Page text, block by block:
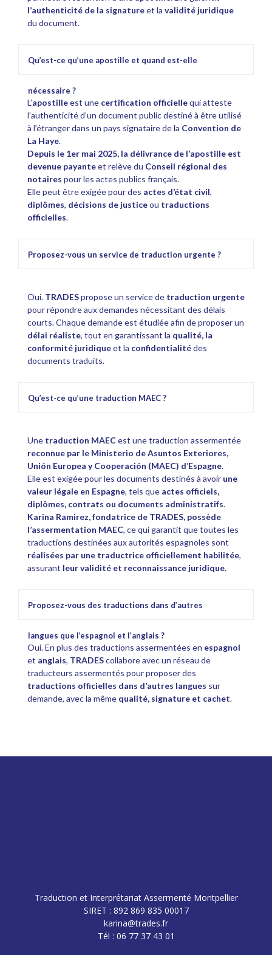
l’authenticité de la signatureet la validité juridique
du document.
Qu’est-ce qu’une apostille et quand est-elle
nécessaire ?
L’apostilleest une certification officiellequi atteste
l’authenticité d’un document public destiné à être utilisé
à l’étranger dans un pays signataire de la Convention de
La Haye.
Depuis le 1er mai 2025, la délivrance de l’apostille est
devenue payanteet relève du Conseil régional des
notaires pour les actes publics français.
Elle peut être exigée pour des actes d’état civil,
diplômes, décisions de justiceou traductions
officielles.
Proposez-vous un service de traduction urgente ?
Oui. TRADESpropose un service de traduction urgente
pour répondre aux demandes nécessitant des délais
courts. Chaque demande est étudiée afin de proposer un
délai réaliste, tout en garantissant la qualité, la
conformité juridiqueet la confidentialitédes
documents traduits.
Qu’est-ce qu’une traduction MAEC ?
Une traduction MAECest une traduction assermentée
reconnue par le Ministerio de Asuntos Exteriores,
Unión Europea y Cooperación (MAEC) d’Espagne.
Elle est exigée pour les documents destinés à avoir une
valeur légale en Espagne, tels que actes officiels,
diplômes, contrats ou documents administratifs.
Karina Ramirez, fondatrice de TRADES, possède
l’assermentation MAEC, ce qui garantit que toutes les
traductions destinées aux autorités espagnoles sont
réalisées par une traductrice officiellement habilitée,
assurant leur validité et reconnaissance juridique.
Proposez-vous des traductions dans d’autres
langues que l’espagnol et l’anglais ?
Oui. En plus des traductions assermentées en espagnol
et anglais, TRADEScollabore avec un réseau de
traducteurs assermentés pour proposer des
traductions officielles dans d’autres langues sur
demande, avec la même qualité, signature et cachet.
Traduction et Interprétariat Assermenté Montpellier
SIRET : 892 869 835 00017
karina@trades.fr
Tél : 06 77 37 43 01